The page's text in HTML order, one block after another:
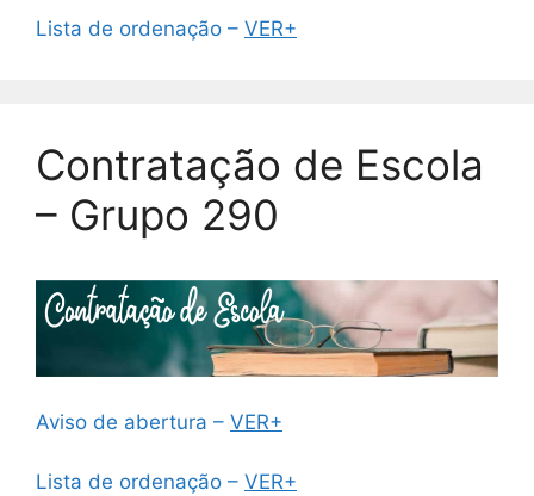
Lista de ordenação – VER+
Contratação de Escola
– Grupo 290
Aviso de abertura – VER+
Lista de ordenação – VER+